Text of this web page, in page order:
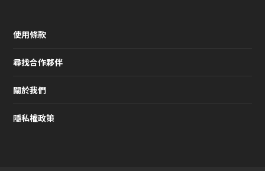
使用條款
尋找合作夥伴
關於我們
隱私權政策